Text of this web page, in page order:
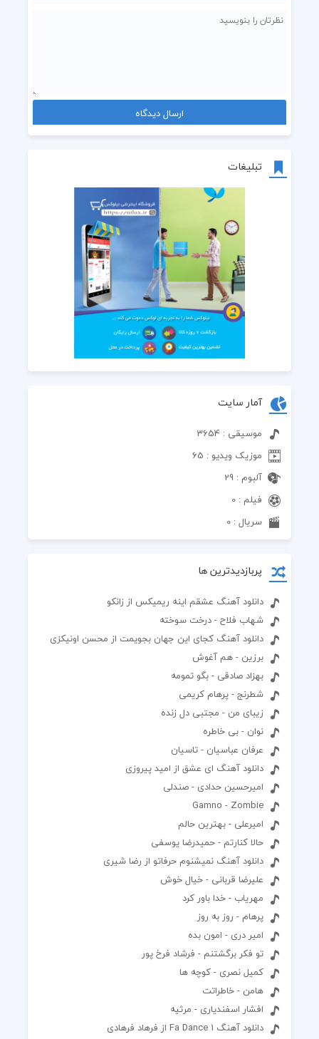
تبلیغات
آمار سایت
موسیقی : 3654
موزیک ویدیو : 65
آلبوم : 29
فیلم : 0
سریال : 0
پربازدیدترین ها
دانلود آهنگ عشقم اینه ریمیکس از زانکو
شهاب فلاح - درخت سوخته
دانلود آهنگ کجای این جهان بجویمت از محسن اونیکزی
برزین - هم آغوش
بهزاد صادقی - بگو تمومه
شطرنج - پرهام کریمی
زیبای من - مجتبی دل زنده
نوان - بی خاطره
عرفان عباسیان - تاسیان
دانلود آهنگ ای عشق از امید پیروزی
امیرحسین حدادی - صندلی
Gamno - Zombie
امیرعلی - بهترین حالم
حالا کنارتم - حمیدرضا یوسفی
دانلود آهنگ نمیشنوم حرفاتو از رضا شیری
علیرضا قربانی - خیال خوش
مهریاب - خدا باور کرد
پرهام - روز به روز
امیر دری - امون بده
تو فکر برگشتنم - فرشاد فرخ پور
کمیل نصری - کوچه ها
هامن - خاطراتت
افشار اسفندیاری - مرثیه
دانلود آهنگ Fa Dance 1 از فرهاد فرهادی